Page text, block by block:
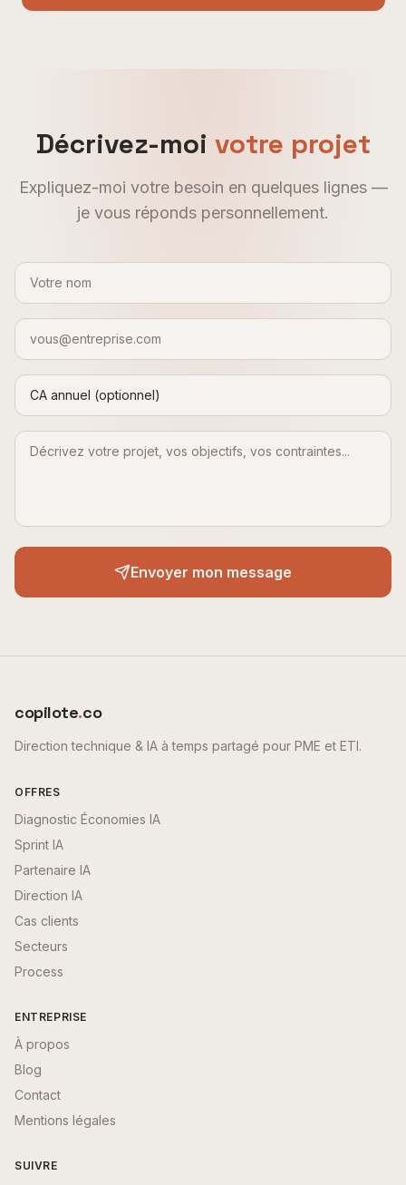
Décrivez-moi votre projet
Expliquez-moi votre besoin en quelques lignes —
je vous réponds personnellement.
Envoyer mon message
copilote.co
Direction technique & IA à temps partagé pour PME et ETI.
OFFRES
Diagnostic Économies IA
Sprint IA
Partenaire IA
Direction IA
Cas clients
Secteurs
Process
ENTREPRISE
À propos
Blog
Contact
Mentions légales
SUIVRE